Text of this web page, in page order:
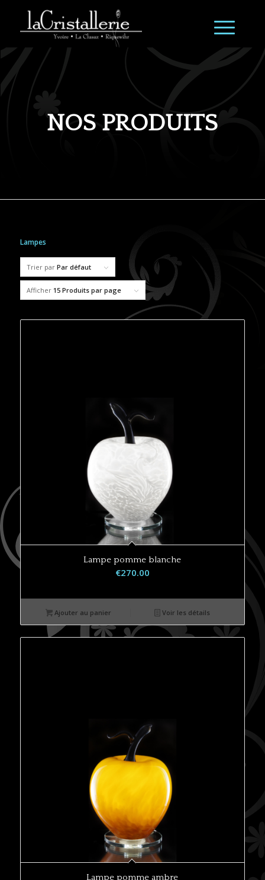
NOS PRODUITS
Lampes
Trier par Par défaut
Afficher 15 Produits par page
Lampe pomme blanche
€270.00
Ajouter au panier Voir les détails
Lampe pomme ambre